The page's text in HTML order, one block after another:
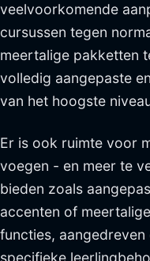
veelvoorkomende
cursussen tegen
meertalige pakketten
volledig aangepaste
van het hoogste
Er is ook ruimte voor
voegen - en meer te
bieden zoals
accenten of
functies,
specifieke